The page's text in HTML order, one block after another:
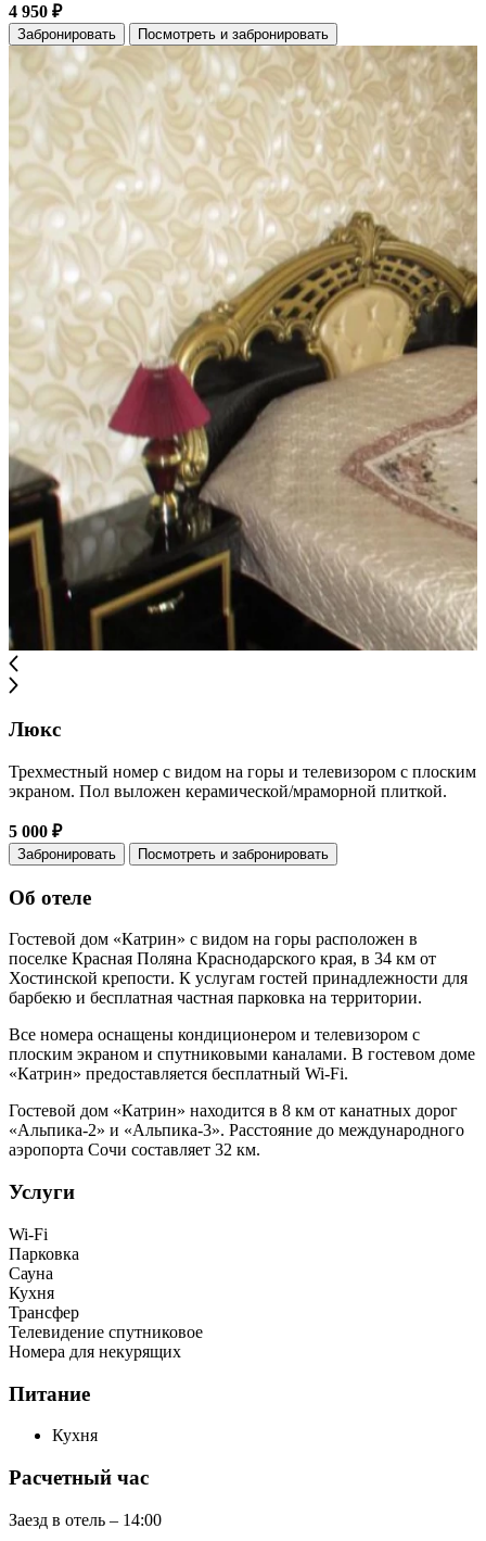
4 950 ₽
Забронировать Посмотреть и забронировать
Люкс
Трехместный номер с видом на горы и телевизором с плоским
экраном. Пол выложен керамической/мраморной плиткой.
5 000 ₽
Забронировать Посмотреть и забронировать
Об отеле
Гостевой дом «Катрин» с видом на горы расположен в
поселке Красная Поляна Краснодарского края, в 34 км от
Хостинской крепости. К услугам гостей принадлежности для
барбекю и бесплатная частная парковка на территории.
Все номера оснащены кондиционером и телевизором с
плоским экраном и спутниковыми каналами. В гостевом доме
«Катрин» предоставляется бесплатный Wi-Fi.
Гостевой дом «Катрин» находится в 8 км от канатных дорог
«Альпика-2» и «Альпика-3». Расстояние до международного
аэропорта Сочи составляет 32 км.
Услуги
Wi-Fi
Парковка
Сауна
Кухня
Трансфер
Телевидение спутниковое
Номера для некурящих
Питание
Кухня
Расчетный час
Заезд в отель – 14:00